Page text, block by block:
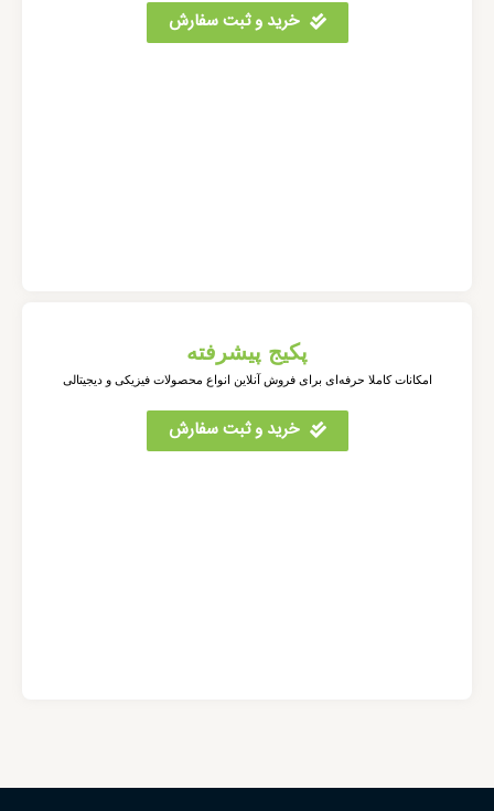
خرید و ثبت سفارش
پکیج پیشرفته
امکانات کاملا حرفه‌ای برای فروش آنلاین انواع محصولات فیزیکی و دیجیتالی
خرید و ثبت سفارش